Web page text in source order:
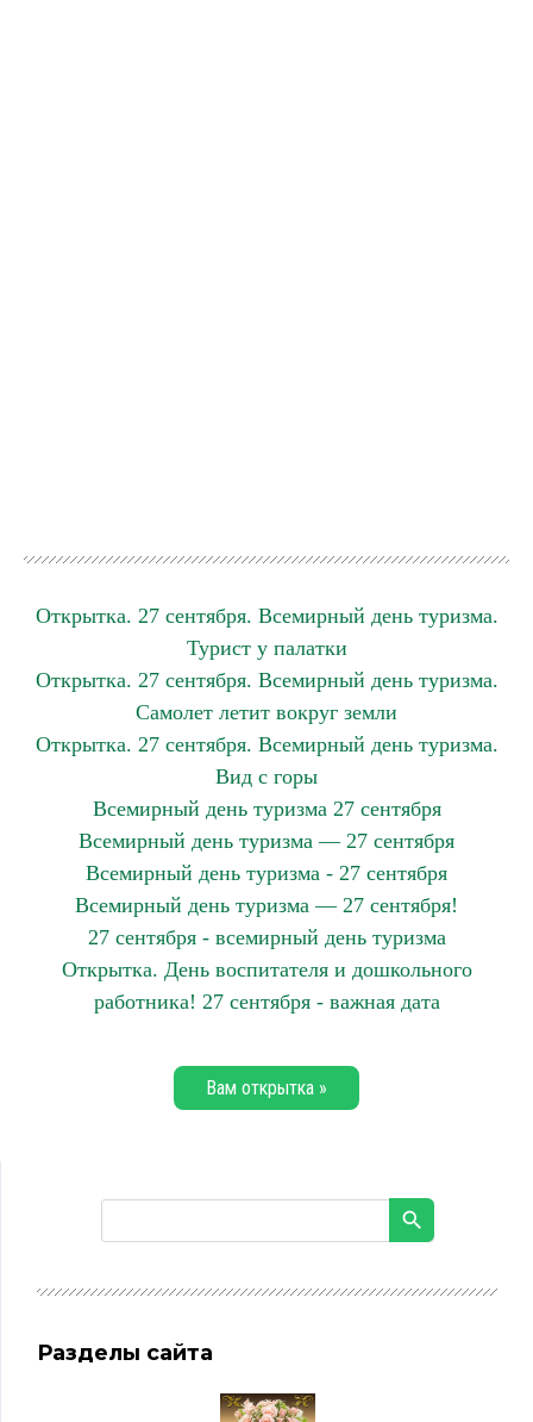
Открытка. 27 сентября. Всемирный день туризма.
Турист у палатки
Открытка. 27 сентября. Всемирный день туризма.
Самолет летит вокруг земли
Открытка. 27 сентября. Всемирный день туризма.
Вид с горы
Всемирный день туризма 27 сентября
Всемирный день туризма — 27 сентября
Всемирный день туризма - 27 сентября
Всемирный день туризма — 27 сентября!
27 сентября - всемирный день туризма
Открытка. День воспитателя и дошкольного
работника! 27 сентября - важная дата
Вам открытка »
Разделы сайта